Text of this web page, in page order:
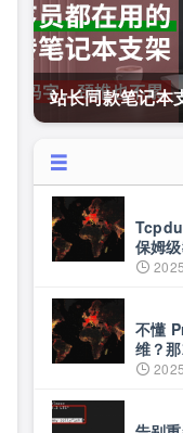
站长同款笔记本
保姆
不懂
维？